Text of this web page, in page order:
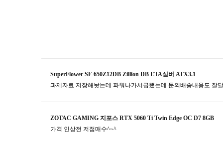
SuperFlower SF-650Z12DB Zillion DB ETA실버 ATX3.1
과제자료 저장해놧는데 파워나가서급했는데 문의배송내용도 잘
ZOTAC GAMING 지포스 RTX 5060 Ti Twin Edge OC D7 8GB
가격 인상전 저점매수^~^